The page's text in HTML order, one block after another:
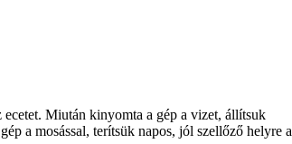
Miután kinyomta a gép a vizet, állítsuk
a mosással, terítsük napos, jól szellőző helyre a